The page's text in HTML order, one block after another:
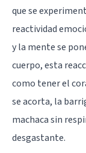
que se
reactividad
y la mente se
cuerpo, esta
como tener el
se acorta, la
machaca sin
desgastante.